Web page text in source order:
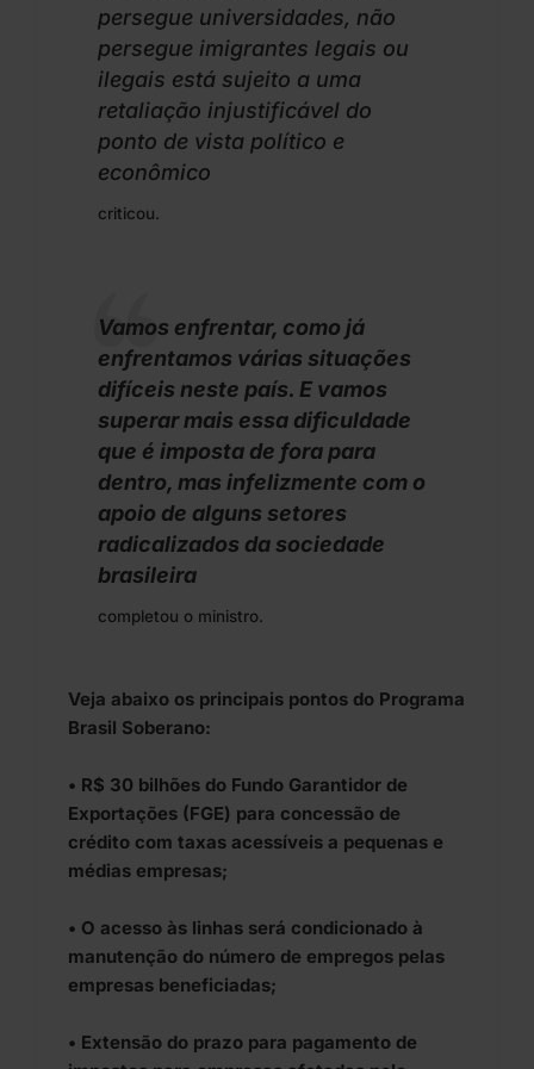
persegue universidades, não
persegue imigrantes legais ou
ilegais está sujeito a uma
retaliação injustificável do
ponto de vista político e
econômico
criticou.
Vamos enfrentar, como já
enfrentamos várias situações
difíceis neste país. E vamos
superar mais essa dificuldade
que é imposta de fora para
dentro, mas infelizmente com o
apoio de alguns setores
radicalizados da sociedade
brasileira
completou o ministro.
Veja abaixo os principais pontos do Programa
Brasil Soberano:
• R$ 30 bilhões do Fundo Garantidor de
Exportações (FGE) para concessão de
crédito com taxas acessíveis a pequenas e
médias empresas;
• O acesso às linhas será condicionado à
manutenção do número de empregos pelas
empresas beneficiadas;
• Extensão do prazo para pagamento de